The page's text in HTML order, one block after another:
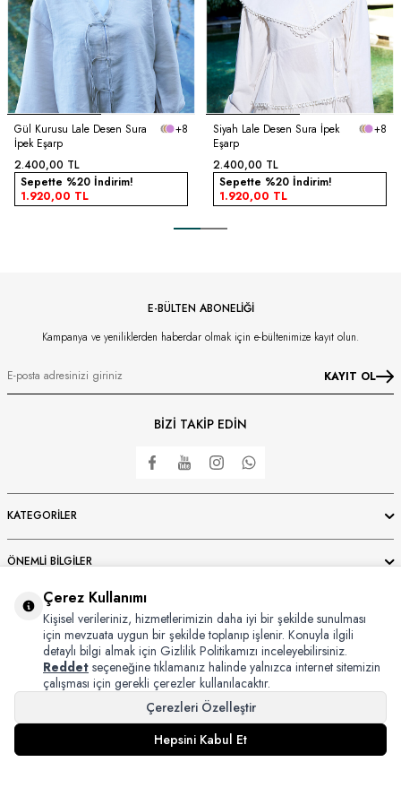
Gül Kurusu Lale Desen Sura
İpek Eşarp
+8
2.400,00 TL
Sepette %20 İndirim!
1.920,00 TL
Siyah Lale Desen Sura İpek
Eşarp
+8
2.400,00 TL
Sepette %20 İndirim!
1.920,00 TL
E-BÜLTEN ABONELİĞİ
Kampanya ve yeniliklerden haberdar olmak için e-bültenimize kayıt olun.
KAYIT OL
BİZİ TAKİP EDİN
KATEGORILER
ÖNEMLI BILGILER
HIZLI ERIŞIM
Copyright © 2024 Bursaipek Tüm Hakları Saklıdır İzinsiz Kullanılamaz
Çerez Kullanımı
Kişisel verileriniz, hizmetlerimizin daha iyi bir şekilde sunulması
için mevzuata uygun bir şekilde toplanıp işlenir. Konuyla ilgili
detaylı bilgi almak için Gizlilik Politikamızı inceleyebilirsiniz.
Reddet seçeneğine tıklamanız halinde yalnızca internet sitemizin
çalışması için gerekli çerezler kullanılacaktır.
Çerezleri Özelleştir
Hepsini Kabul Et